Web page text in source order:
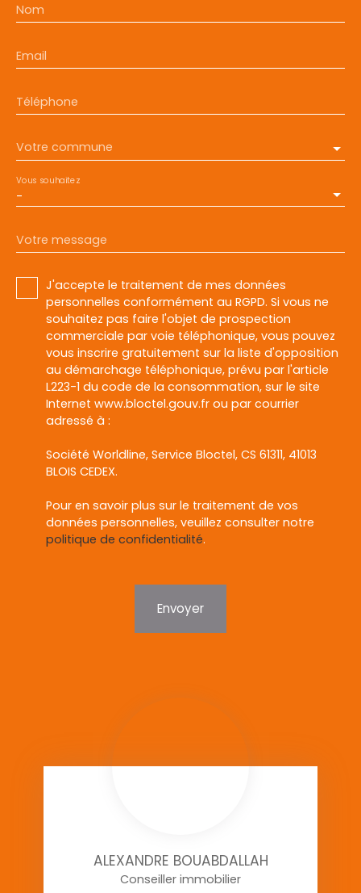
Nom
Email
Téléphone
Votre commune
-
Vous souhaitez
Votre message
J'accepte le traitement de mes données
personnelles conformément au RGPD. Si vous ne
souhaitez pas faire l'objet de prospection
commerciale par voie téléphonique, vous pouvez
vous inscrire gratuitement sur la liste d'opposition
au démarchage téléphonique, prévu par l'article
L223-1 du code de la consommation, sur le site
Internet www.bloctel.gouv.fr ou par courrier
adressé à :
Société Worldline, Service Bloctel, CS 61311, 41013
BLOIS CEDEX.
Pour en savoir plus sur le traitement de vos
données personnelles, veuillez consulter notre
politique de confidentialité.
Envoyer
ALEXANDRE BOUABDALLAH
Conseiller immobilier